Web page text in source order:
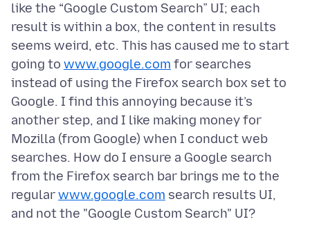
like the “Google Custom Search” UI; each
result is within a box, the content in results
seems weird, etc. This has caused me to start
going to www.google.com for searches
instead of using the Firefox search box set to
Google. I find this annoying because it’s
another step, and I like making money for
Mozilla (from Google) when I conduct web
searches. How do I ensure a Google search
from the Firefox search bar brings me to the
regularwww.google.com search results UI,